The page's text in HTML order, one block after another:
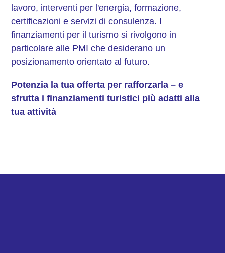
lavoro, interventi per l'energia, formazione,
certificazioni e servizi di consulenza. I
finanziamenti per il turismo si rivolgono in
particolare alle PMI che desiderano un
posizionamento orientato al futuro.
Potenzia la tua offerta per rafforzarla – e
sfrutta i finanziamenti turistici più adatti alla
tua attività